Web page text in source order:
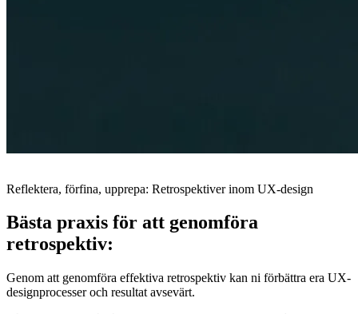
Reflektera, förfina, upprepa: Retrospektiver inom UX-design
Bästa praxis för att genomföra
retrospektiv:
Genom att genomföra effektiva retrospektiv kan ni förbättra era UX-
designprocesser och resultat avsevärt.